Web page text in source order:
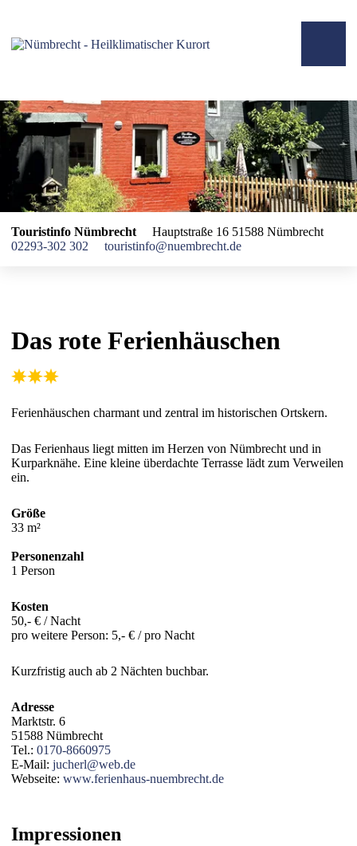
Touristinfo Nümbrecht Hauptstraße 16 51588 Nümbrecht
02293-302 302
touristinfo@nuembrecht.de
Das rote Ferienhäuschen
Ferienhäuschen charmant und zentral im historischen Ortskern.
Das Ferienhaus liegt mitten im Herzen von Nümbrecht und in
Kurparknähe. Eine kleine überdachte Terrasse lädt zum Verweilen
ein.
Größe
33 m²
Personenzahl
1 Person
Kosten
50,- € / Nacht
pro weitere Person: 5,- € / pro Nacht
Kurzfristig auch ab 2 Nächten buchbar.
Adresse
Marktstr. 6
51588 Nümbrecht
Tel.: 0170-8660975
E-Mail: jucherl@web.de
Webseite: www.ferienhaus-nuembrecht.de
Impressionen